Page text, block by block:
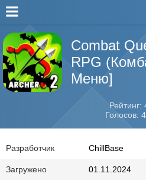
Combat
RPG
Меню]
Рейтинг:
Голосов:
Разработчик ChillBase
Загружено 01.11.2024